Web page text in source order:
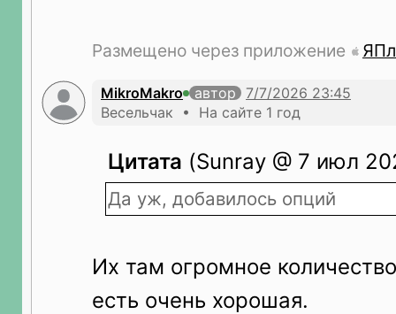
Размещено через приложение
MikroMakro
автор
Весельчак • На сайте 1 год
Цитата (Sunray @ 7 июл
Да уж, добавилось опций
Их там огромное
есть очень хорошая.